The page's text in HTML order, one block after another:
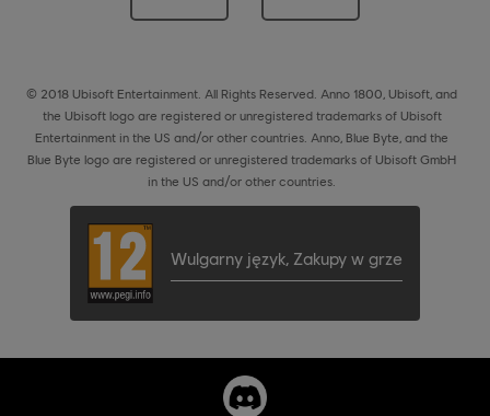
Wulgarny język, Zakupy w grze
© 2018 Ubisoft Entertainment. All Rights Reserved. Anno 1800, Ubisoft, and
the Ubisoft logo are registered or unregistered trademarks of Ubisoft
Entertainment in the US and/or other countries. Anno, Blue Byte, and the
Blue Byte logo are registered or unregistered trademarks of Ubisoft GmbH
in the US and/or other countries.